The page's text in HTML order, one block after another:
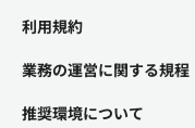
利用規約
業務の運営に関する規程
推奨環境について